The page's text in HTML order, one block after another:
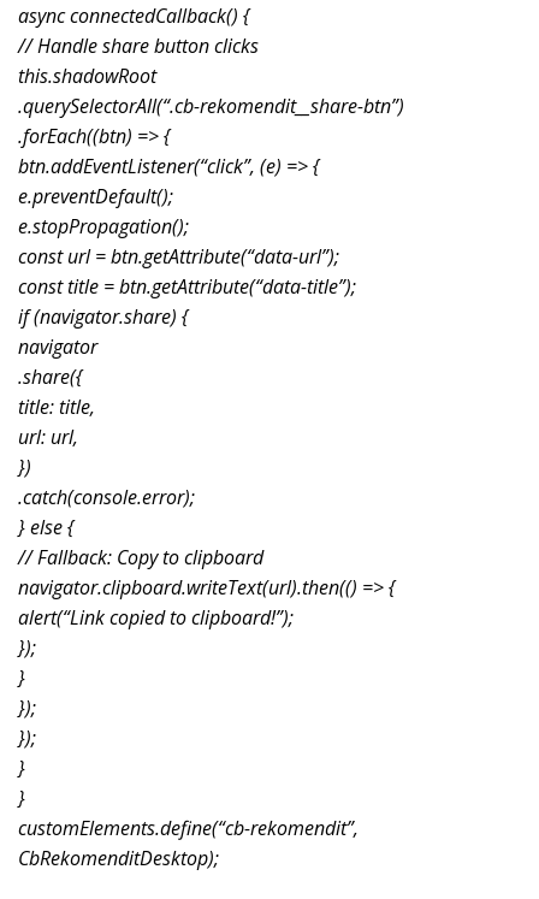
async connectedCallback() {
// Handle share button clicks
this.shadowRoot
.querySelectorAll(“.cb-rekomendit__share-btn”)
.forEach((btn) => {
btn.addEventListener(“click”, (e) => {
e.preventDefault();
e.stopPropagation();
const url = btn.getAttribute(“data-url”);
const title = btn.getAttribute(“data-title”);
if (navigator.share) {
navigator
.share({
title: title,
url: url,
})
.catch(console.error);
} else {
// Fallback: Copy to clipboard
navigator.clipboard.writeText(url).then(() => {
alert(“Link copied to clipboard!”);
});
}
});
});
}
}
customElements.define(“cb-rekomendit”,
CbRekomenditDesktop);